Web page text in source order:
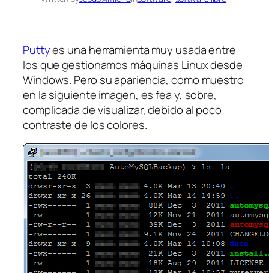
Puttyes una herramienta muy usada entre
los que gestionamos máquinas Linux desde
Windows. Pero su apariencia, como muestro
en la siguiente imagen, es fea y, sobre,
complicada de visualizar, debido al poco
contraste de los colores.